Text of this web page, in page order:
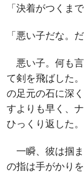
「決着がつくま
「悪い子だな。
悪い子。何も
て剣を飛ばした
の足元の石に深
すよりも早く、
ひっくり返した。
一瞬、彼は掴
の指は手がかり